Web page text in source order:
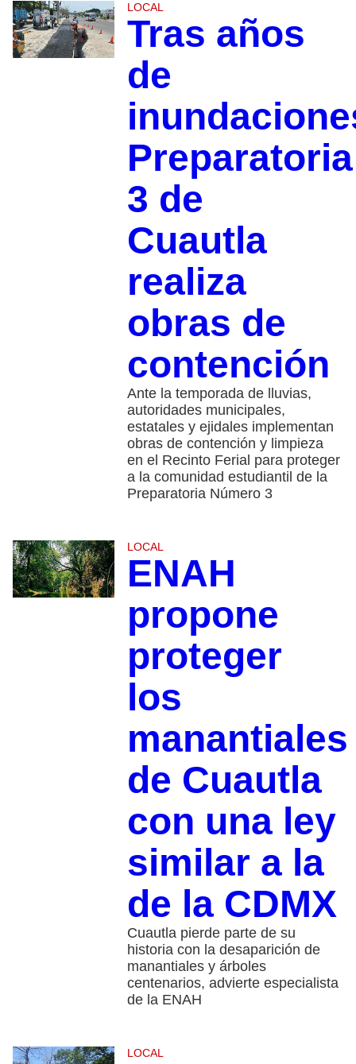
LOCAL
Tras años
de
Preparatoria
3 de
Cuautla
realiza
obras de
contención
Ante la temporada de lluvias,
autoridades municipales,
estatales y ejidales implementan
obras de contención y limpieza
en el Recinto Ferial para proteger
a la comunidad estudiantil de la
Preparatoria Número 3
LOCAL
ENAH
propone
proteger
los
manantiales
de Cuautla
con una ley
similar a la
de la CDMX
Cuautla pierde parte de su
historia con la desaparición de
manantiales y árboles
centenarios, advierte especialista
de la ENAH
LOCAL